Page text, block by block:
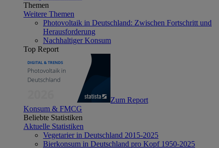
Themen
Weitere Themen
Photovoltaik in Deutschland: Zwischen Fortschritt und
Herausforderung
Nachhaltiger Konsum
Top Report
Zum Report
Konsum & FMCG
Beliebte Statistiken
Aktuelle Statistiken
Vegetarier in Deutschland 2015-2025
Bierkonsum in Deutschland pro Kopf 1950-2025